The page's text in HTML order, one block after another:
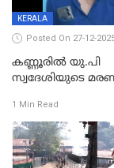
KERALA
Posted On 27-12-
കണ്ണൂരിൽ യു.പി
സ്വദേശിയുടെ
കേസ്; തർക്കമുണ്ടായത്
ഫേഷ്യലിന് 300
1 Min Read